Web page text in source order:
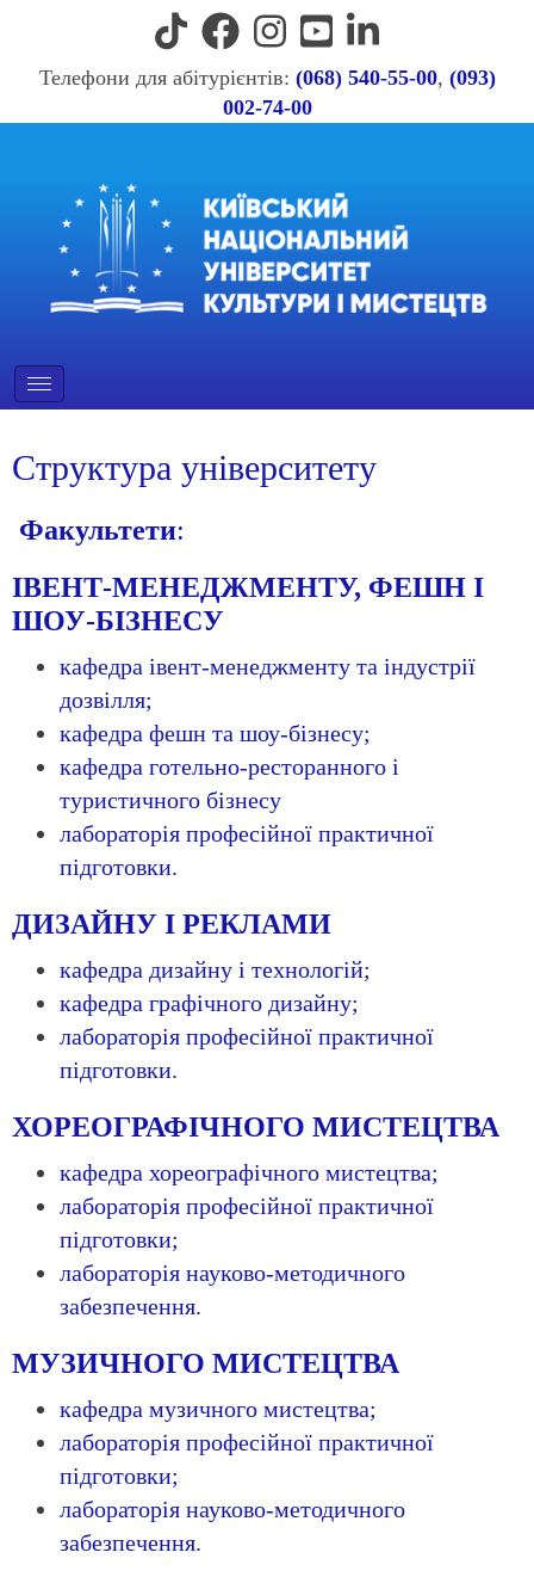
Телефони для абітурієнтів: (068) 540-55-00, (093)
002-74-00
Структура університету
Факультети:
ІВЕНТ-МЕНЕДЖМЕНТУ, ФЕШН І
ШОУ-БІЗНЕСУ
кафедра івент-менеджменту та індустрії
дозвілля;
кафедра фешн та шоу-бізнесу;
кафедра готельно-ресторанного і
туристичного бізнесу
лабораторія професійної практичної
підготовки.
ДИЗАЙНУ І РЕКЛАМИ
кафедра дизайну і технологій;
кафедра графічного дизайну;
лабораторія професійної практичної
підготовки.
ХОРЕОГРАФІЧНОГО МИСТЕЦТВА
кафедра хореографічного мистецтва;
лабораторія професійної практичної
підготовки;
лабораторія науково-методичного
забезпечення.
МУЗИЧНОГО МИСТЕЦТВА
кафедра музичного мистецтва;
лабораторія професійної практичної
підготовки;
лабораторія науково-методичного
забезпечення.